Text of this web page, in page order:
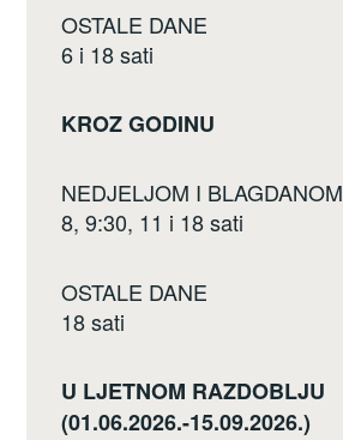
OSTALE DANE
6 i 18 sati
KROZ GODINU
NEDJELJOM I BLAGDANOM
8, 9:30, 11 i 18 sati
OSTALE DANE
18 sati
U LJETNOM RAZDOBLJU
(01.06.2026.-15.09.2026.)